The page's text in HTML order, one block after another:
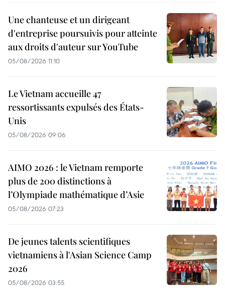
Une chanteuse et un dirigeant
d'entreprise poursuivis pour atteinte
aux droits d'auteur sur YouTube
05/08/2026 11:10
Le Vietnam accueille 47
ressortissants expulsés des États-
Unis
05/08/2026 09:06
AIMO 2026 : le Vietnam remporte
plus de 200 distinctions à
l’Olympiade mathématique d’Asie
05/08/2026 07:23
De jeunes talents scientifiques
vietnamiens à l'Asian Science Camp
2026
05/08/2026 03:55